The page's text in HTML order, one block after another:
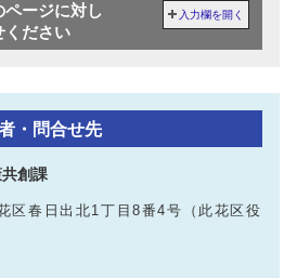
ページに対し
ください
入力欄を開く
・問合せ先
創課
区春日出北1丁目8番4号（此花区役